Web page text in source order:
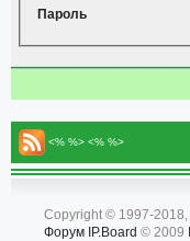
Пароль
<% %> <% %>
Copyright © 1997-2018,
Форум IP.Board © 2009